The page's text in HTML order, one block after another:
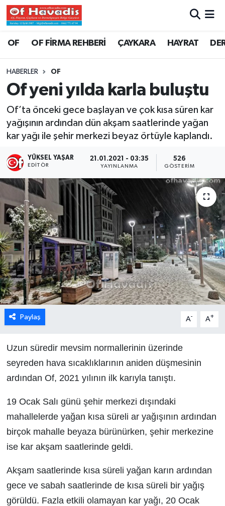
OF OF FİRMA REHBERİ ÇAYKARA HAYRAT
HABERLER OF
Of yeni yılda karla buluştu
Of’ta önceki gece başlayan ve çok kısa süren kar
yağışının ardından dün akşam saatlerinde yağan
kar yağı ile şehir merkezi beyaz örtüyle kaplandı.
YÜKSEL YAŞAR
EDITÖR
21.01.2021 - 03:35
YAYINLANMA
526
GÖSTERIM
Paylaş A- A+
Uzun süredir mevsim normallerinin üzerinde
seyreden hava sıcaklıklarının aniden düşmesinin
ardından Of, 2021 yılının ilk karıyla tanıştı.
19 Ocak Salı günü şehir merkezi dışındaki
mahallelerde yağan kısa süreli ar yağışının ardından
birçok mahalle beyaza bürünürken, şehir merkezine
ise kar akşam saatlerinde geldi.
Akşam saatlerinde kısa süreli yağan karın ardından
gece ve sabah saatlerinde de kısa süreli bir yağış
görüldü. Fazla etkili olamayan kar yağı, 20 Ocak
Trabzon Nöbetçi Eczaneler
Trabzon Namaz Vakitleri
Trabzon Trafik Yoğunluk Haritası
Süper Lig Puan Durumu ve Fikstür
Tüm Manşetler
Son Dakika Haberleri
Haber Arşivi